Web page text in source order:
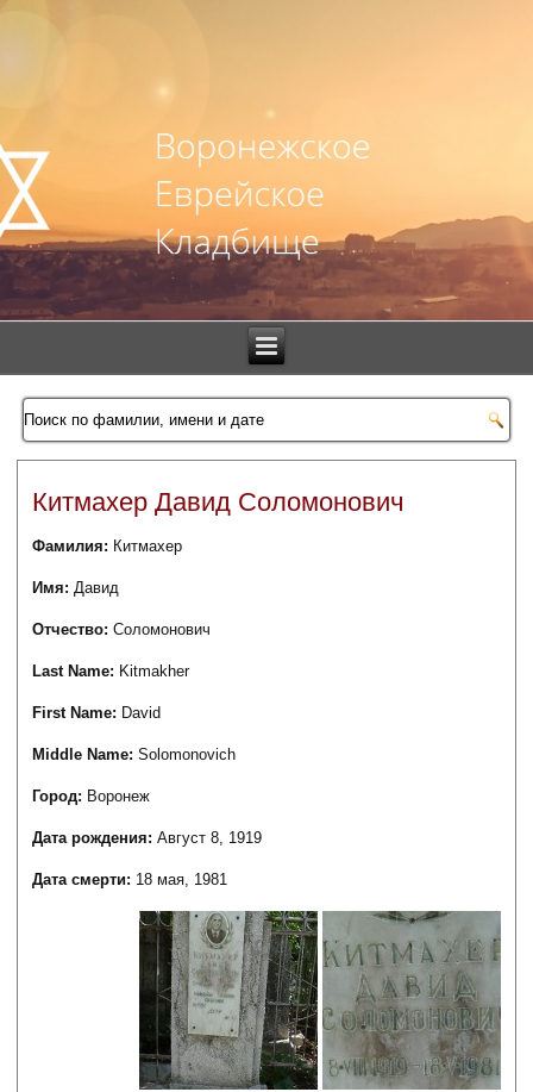
Китмахер Давид Соломонович
Фамилия: Китмахер
Имя:Давид
Отчество:Соломонович
Last Name: Kitmakher
First Name: David
Middle Name:Solomonovich
Город: Воронеж
Дата рождения:Август 8, 1919
Дата смерти: 18 мая, 1981